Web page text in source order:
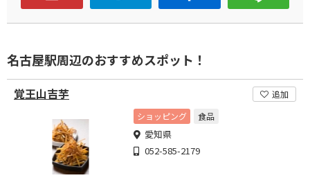
名古屋駅周辺のおすすめスポット！
覚王山吉芋
追加
ショッピング
食品
愛知県
052-585-2179